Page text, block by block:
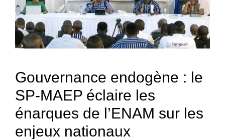
Gouvernance endogène : le
SP-MAEP éclaire les
énarques de l’ENAM sur les
enjeux nationaux